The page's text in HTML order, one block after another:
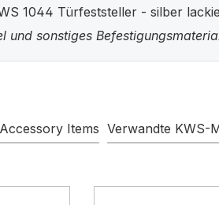
1044 Türfeststeller - silber
und sonstiges
Accessory Items Verwandte KWS-